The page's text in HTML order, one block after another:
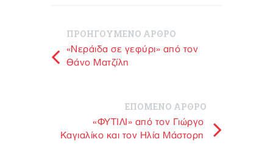
ΠΡΟΗΓΟΥΜΕΝΟ ΑΡΘΡΟ
«Νεράιδα σε γεφύρι» από τον
Θάνο Ματζίλη
ΕΠΟΜΕΝΟ ΑΡΘΡΟ
«ΦΥΤΙΛΙ» από τον Γιώργο
Καγιαλίκο και τον Ηλία Μάστορη